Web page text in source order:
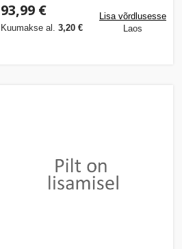
glossy iP2850 MG2450/2950
93,99 €
Kuumakse al. 3,20 €
Lisa võrdlusesse
Laos